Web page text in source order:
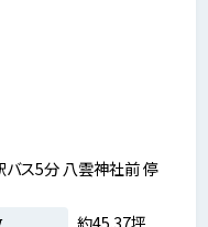
バス5分 八雲神社前 停
約45.37坪